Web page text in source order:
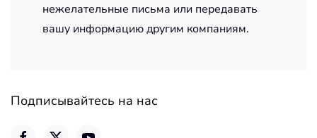
нежелательные письма или передавать
вашу информацию другим компаниям.
Подписывайтесь на нас